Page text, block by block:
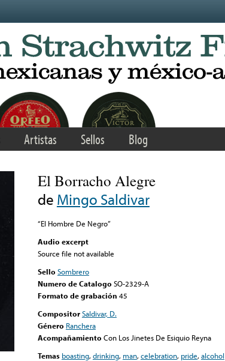
Artistas Sellos Blog
El Borracho Alegre
de Mingo Saldivar
“El Hombre De Negro”
Audio excerpt
Source file not available
Sello Sombrero
Numero de Catalogo SO-2329-A
Formato de grabación 45
CompositorSaldivar, D.
Género Ranchera
Acompañamiento Con Los Jinetes De Esiquio Reyna
Temas boasting,drinking, man,celebration, pride,alcohol